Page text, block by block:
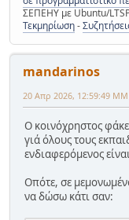
ΣΕΠΕΗΥ με Ubuntu/
Τεκμηρίωση-
mandarinos
20 Απρ 2026, 12:59:49 ΜΜ
Ο κοινόχρηστος
γιά όλους τους
ενδιαφερόμενος
Οπότε, σε
να δώσω κάτι σαν: